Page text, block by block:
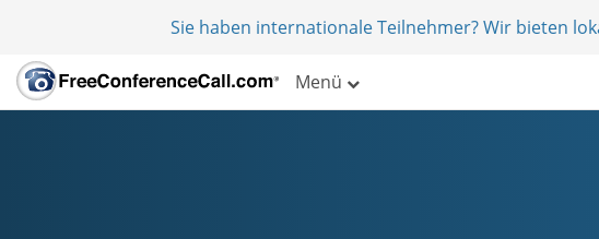
Sie haben internationale Teilnehmer? Wir bieten
Menü